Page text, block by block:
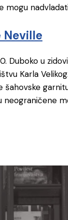
mogu
Neville
Duboko u
Karla
šahovske
neograničene